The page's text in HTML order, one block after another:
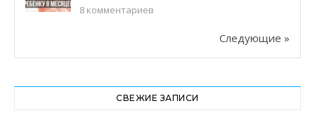
8 комментариев
Следующие »
СВЕЖИЕ ЗАПИСИ